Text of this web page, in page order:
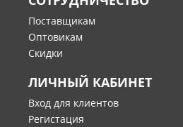
Поставщикам
Оптовикам
Скидки
ЛИЧНЫЙ КАБИНЕТ
Вход для клиентов
Регистация